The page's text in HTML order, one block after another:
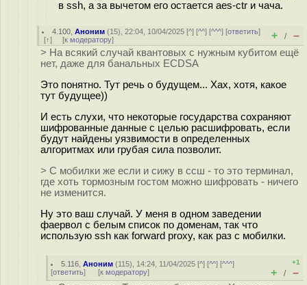
в ssh, а за вычетом его остается aes-ctr и чача.
4.100 ,Аноним (15), 22:04, 10/04/2025 [^] [^^] [^^^] [ответить]
[↑] [к модератору] + / –
> На всякий случай квантовых с нужным кубитом ещё
нет, даже для банальных ECDSA
Это понятно. Тут речь о будущем... Хах, хотя, какое
тут будущее))
И есть слухи, что некоторые государства сохраняют
шифрованные данные с целью расшифровать, если
будут найдены уязвимости в определенных
алгоритмах или грубая сила позволит.
> С мобилки же если и сижу в ссш - то это терминал,
где хоть тормозным гостом можно шифровать - ничего
не изменится.
Ну это ваш случай. У меня в одном заведении
фаервол с белым список по доменам, так что
использую ssh как forward proxy, как раз с мобилки.
5.116 ,Аноним (115), 14:24, 11/04/2025 [^] [^^] [^^^]
[ответить] [к модератору]
+1
+ / –